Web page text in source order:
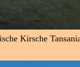
Kirsche